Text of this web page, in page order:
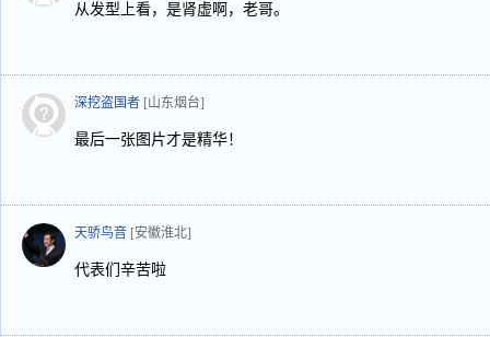
从发型上看，是肾虚啊，老哥。
深挖盗国者 [山东烟台]
最后一张图片才是精华！
天骄鸟音 [安徽淮北]
代表们辛苦啦